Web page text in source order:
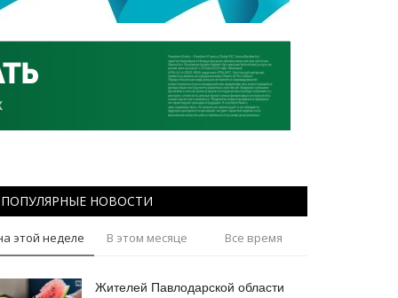
ПОПУЛЯРНЫЕ НОВОСТИ
этой неделе В этом месяце Все время
Жителей Павлодарской области